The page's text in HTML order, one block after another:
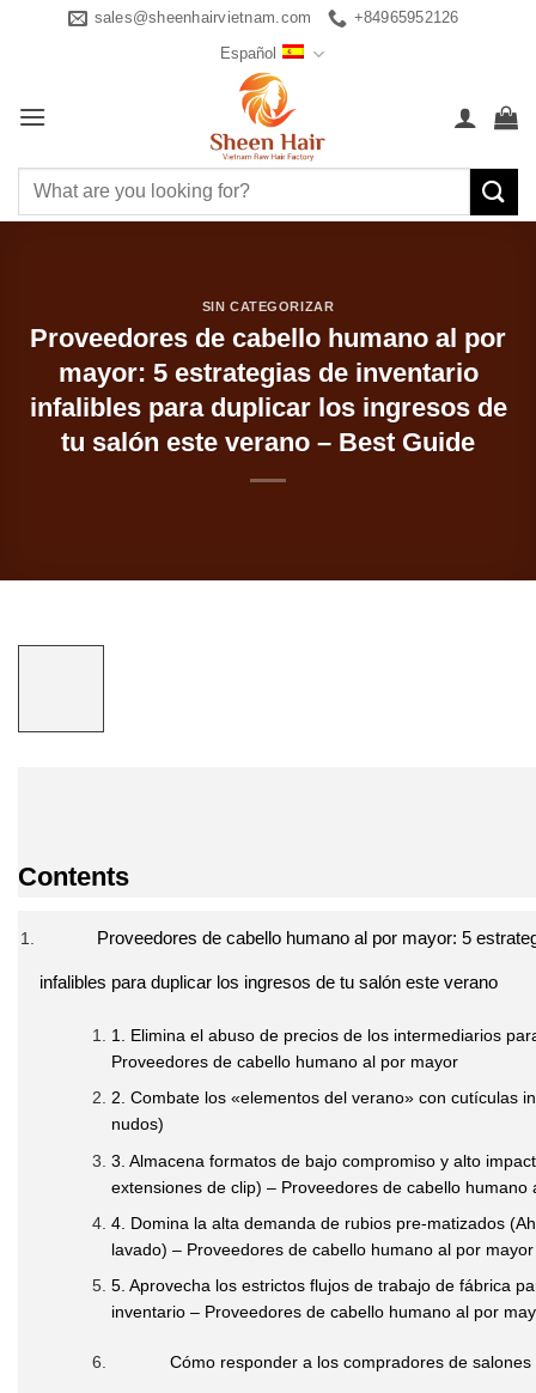
sales@sheenhairvietnam.com
+84965952126
Español
Buscar
SIN CATEGORIZAR
Proveedores de cabello humano al por
mayor: 5 estrategias de inventario
infalibles para duplicar los ingresos de
tu salón este verano – Best Guide
Contents
Proveedores de cabello humano al por mayor: 5
infalibles para duplicar los ingresos de tu salón este verano
1. Elimina el abuso de precios de los intermediarios
Proveedores de cabello humano al por mayor
2. Combate los «elementos del verano» con cutículas
nudos)
3. Almacena formatos de bajo compromiso y alto
extensiones de clip) – Proveedores de cabello humano
4. Domina la alta demanda de rubios pre-matizados
lavado) – Proveedores de cabello humano al por mayor
5. Aprovecha los estrictos flujos de trabajo de fábrica
inventario – Proveedores de cabello humano al por
Cómo responder a los compradores de